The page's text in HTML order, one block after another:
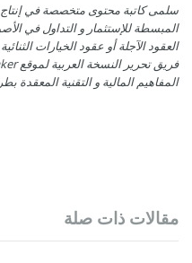
سلمى كاتبة محتوى متخصصة في إنتاج
المبسطة للإستثمار و التداول في
العقود الآجلة أو عقود الخيارات
المفاهيم المالية و التقنية المعقدة
مقالات ذات صلة